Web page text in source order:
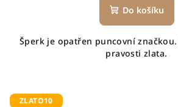
Do košíku
Šperk je opatřen puncovní
pravosti zlata.
ZLATO10